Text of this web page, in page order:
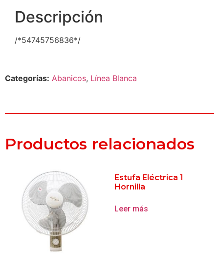
Descripción
/*54745756836*/
Categorías: Abanicos, Línea Blanca
Productos relacionados
Estufa Eléctrica 1
Hornilla
Leer más